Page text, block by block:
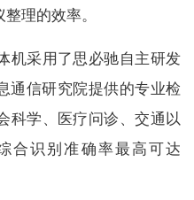
理的效率。
机采用了思必驰自主研发
通信研究院提供的专业检
科学、医疗问诊、交通以
合识别准确率最高可达